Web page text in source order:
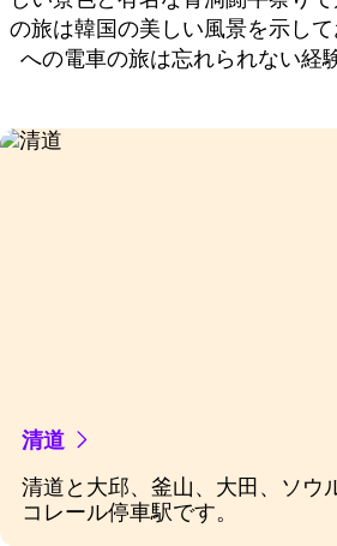
の旅は韓国の美しい風景を示し
への電車の旅は忘れられない経
清道
清道と大邱、釜山、大田、ソウ
コレール停車駅です。